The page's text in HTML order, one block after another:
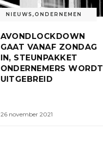
NIEUWS ,ONDERNEMEN
AVONDLOCKDOWN
GAAT VANAF ZONDAG
IN, STEUNPAKKET
ONDERNEMERS WORDT
UITGEBREID
26 november 2021